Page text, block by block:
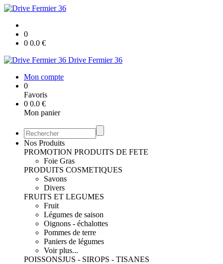
0
0 0.0 €
Drive Fermier 36
Mon compte
0
Favoris
0 0.0 €
Mon panier
Nos Produits
PROMOTION PRODUITS DE FETE
Foie Gras
PRODUITS COSMETIQUES
Savons
Divers
FRUITS ET LEGUMES
Fruit
Légumes de saison
Oignons - échalottes
Pommes de terre
Paniers de légumes
Voir plus...
POISSONSJUS - SIROPS - TISANES